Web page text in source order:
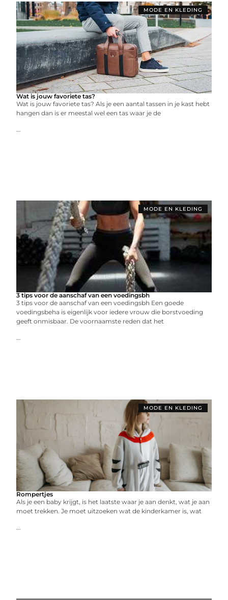
MODE EN KLEDING
Wat is jouw favoriete tas?
Wat is jouw favoriete tas? Als je een aantal tassen in je kast hebt
hangen dan is er meestal wel een tas waar je de
...
MODE EN KLEDING
3 tips voor de aanschaf van een voedingsbh
3 tips voor de aanschaf van een voedingsbh Een goede
voedingsbeha is eigenlijk voor iedere vrouw die borstvoeding
geeft onmisbaar. De voornaamste reden dat het
...
MODE EN KLEDING
Rompertjes
Als je een baby krijgt, is het laatste waar je aan denkt, wat je aan
moet trekken. Je moet uitzoeken wat de kinderkamer is, wat
...